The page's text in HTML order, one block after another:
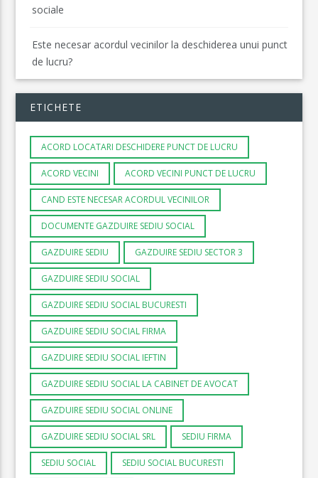
sociale
Este necesar acordul vecinilor la deschiderea unui punct
de lucru?
ETICHETE
ACORD LOCATARI DESCHIDERE PUNCT DE LUCRU
ACORD VECINI ACORD VECINI PUNCT DE LUCRU
CAND ESTE NECESAR ACORDUL VECINILOR
DOCUMENTE GAZDUIRE SEDIU SOCIAL
GAZDUIRE SEDIU GAZDUIRE SEDIU SECTOR 3
GAZDUIRE SEDIU SOCIAL
GAZDUIRE SEDIU SOCIAL BUCURESTI
GAZDUIRE SEDIU SOCIAL FIRMA
GAZDUIRE SEDIU SOCIAL IEFTIN
GAZDUIRE SEDIU SOCIAL LA CABINET DE AVOCAT
GAZDUIRE SEDIU SOCIAL ONLINE
GAZDUIRE SEDIU SOCIAL SRL SEDIU FIRMA
SEDIU SOCIAL SEDIU SOCIAL BUCURESTI